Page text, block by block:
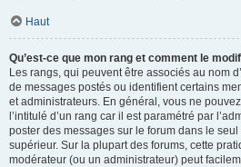
Haut
Qu’est-ce que mon rang et comment le
Les rangs, qui peuvent être associés au nom
de messages postés ou identifient certains
et administrateurs. En général, vous ne
l’intitulé d’un rang car il est paramétré par
poster des messages sur le forum dans le
supérieur. Sur la plupart des forums, cette
modérateur (ou un administrateur) peut